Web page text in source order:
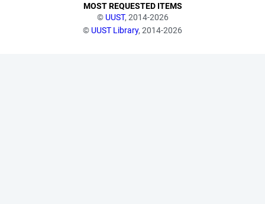
© UUST, 2014-2026
© UUST Library, 2014-2026
MOST REQUESTED ITEMS